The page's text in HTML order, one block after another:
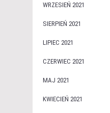
WRZESIEŃ 2021
SIERPIEŃ 2021
LIPIEC 2021
CZERWIEC 2021
MAJ 2021
KWIECIEŃ 2021